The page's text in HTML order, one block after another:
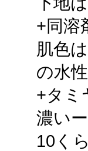
+同溶
肌色
の水
+タミ
濃い
10く